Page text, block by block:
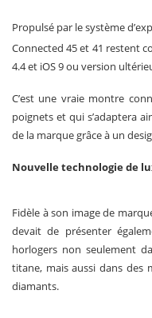
Propulsé par le système
Connected 45 et 41 restent
4.4 et iOS 9 ou version
C’est une vraie montre
poignets et qui s’adaptera
de la marque grâce à un
Nouvelle technologie de
Fidèle à son image de
devait de présenter
horlogers non seulement
titane, mais aussi dans des
diamants.